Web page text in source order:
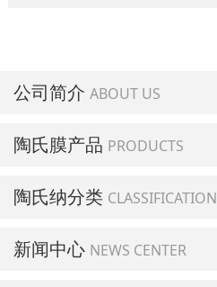
公司简介 ABOUT US
陶氏膜产品 PRODUCTS
陶氏纳分类 CLASSIFICATION
新闻中心 NEWS CENTER